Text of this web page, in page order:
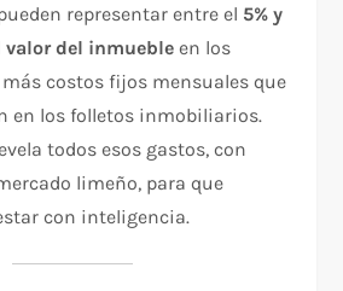
representar entre el 5% y
valor del inmueble en los
costos fijos mensuales que
en los folletos inmobiliarios.
todos esos gastos, con
limeño, para que
con inteligencia.